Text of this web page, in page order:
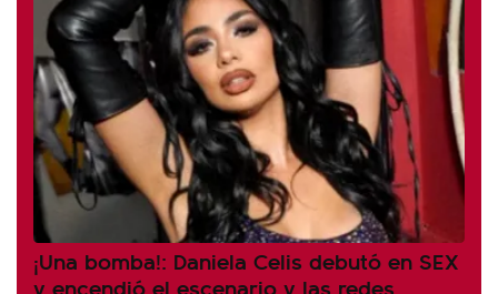
¡Una bomba!: Daniela Celis debutó en SEX
y encendió el escenario y las redes